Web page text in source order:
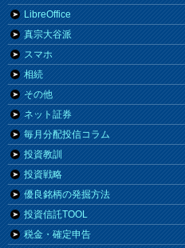
LibreOffice
真宗大谷派
スマホ
相続
その他
ネット証券
毎月分配投信コラム
投資教訓
投資戦略
優良銘柄の発掘方法
投資信託TOOL
税金・確定申告